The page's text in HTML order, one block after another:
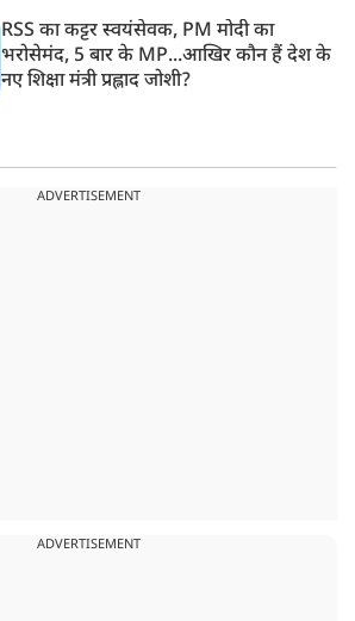
RSS का कट्टर स्वयंसेवक, PM मोदी का
भरोसेमंद, 5 बार के MP...आखिर कौन हैं देश के
नए शिक्षा मंत्री प्रह्लाद जोशी?
ADVERTISEMENT
ADVERTISEMENT